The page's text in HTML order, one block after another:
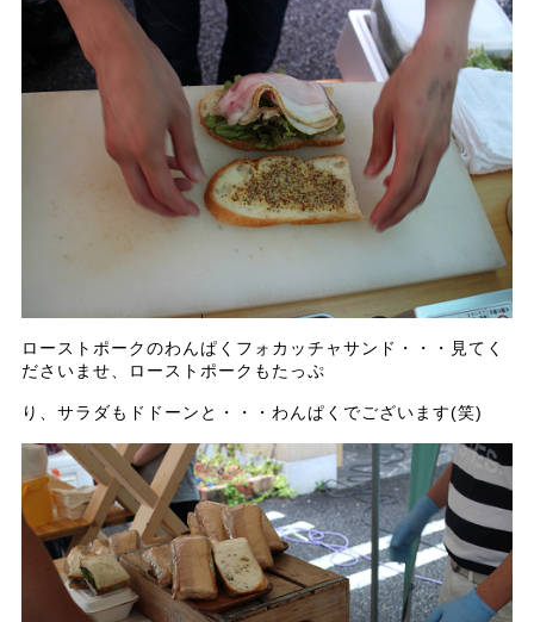
ローストポークのわんぱくフォカッチャサンド・・・見てく
ださいませ、ローストポークもたっぷ
り、サラダもドドーンと・・・わんぱくでございます(笑)